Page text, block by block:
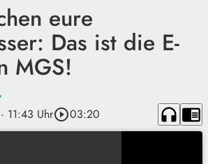
eure
Das ist die E-
MGS!
· 11:43 Uhrplay_circle_outline03:20 headphones chrome_reader_mode